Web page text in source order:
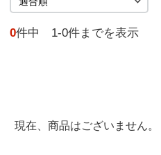
0件中 1-0件までを表示
現在、商品はございません。